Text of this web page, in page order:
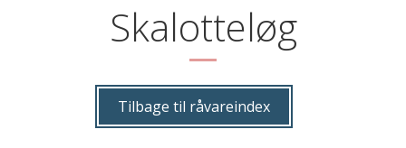
Skalotteløg
Tilbage til råvareindex